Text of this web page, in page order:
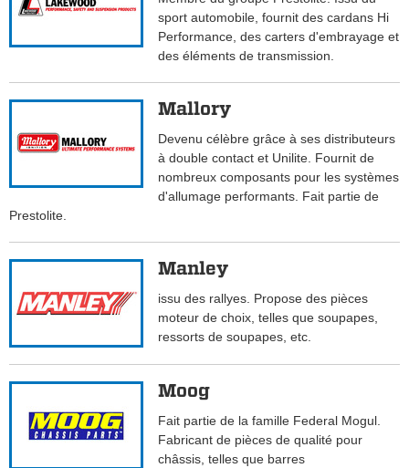
sport automobile, fournit des cardans Hi
Performance, des carters d'embrayage et
des éléments de transmission.
Mallory
Devenu célèbre grâce à ses distributeurs
à double contact et Unilite. Fournit de
nombreux composants pour les systèmes
d'allumage performants. Fait partie de
Prestolite.
Manley
issu des rallyes. Propose des pièces
moteur de choix, telles que soupapes,
ressorts de soupapes, etc.
Moog
Fait partie de la famille Federal Mogul.
Fabricant de pièces de qualité pour
châssis, telles que barres